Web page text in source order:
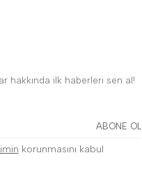
hakkında ilk haberleri sen al!
ABONE OL
korunmasını kabul